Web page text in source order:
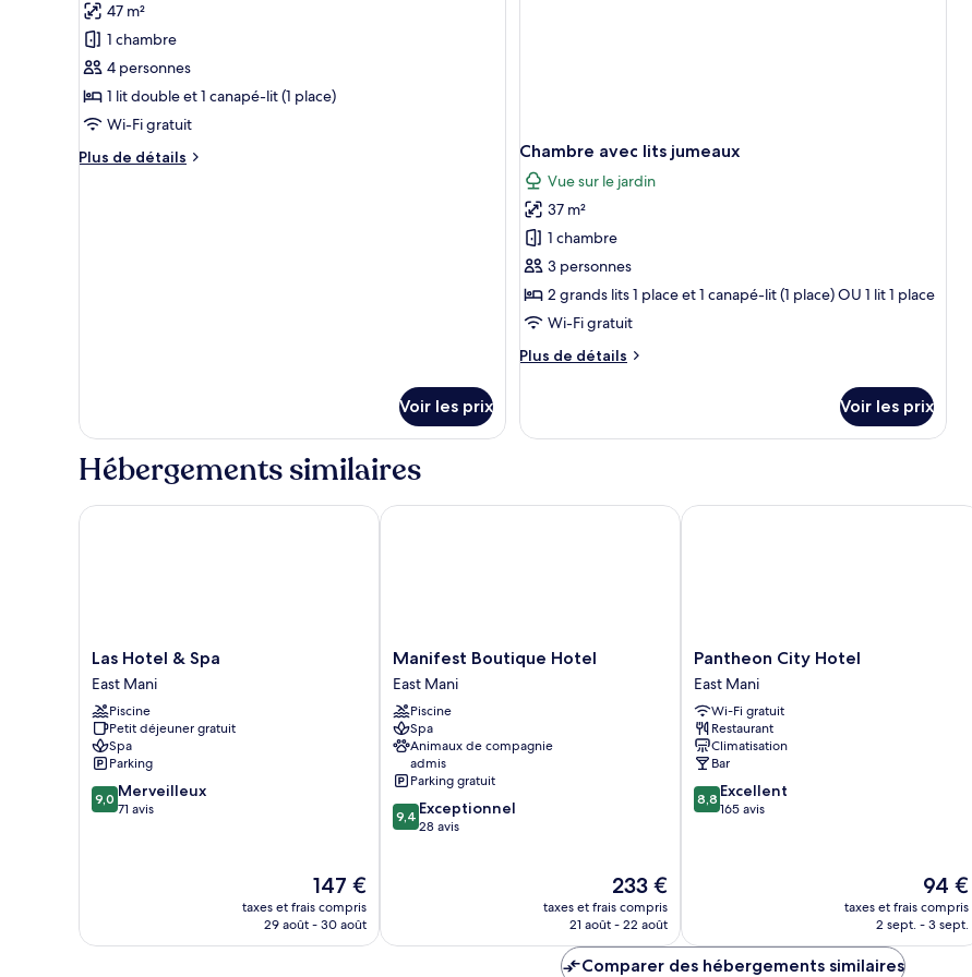
mer
ce
type
de
chambre :
Suite
Exécutive,
47 m²
1 chambre
4 personnes
1 lit double et 1 canapé-lit (1 place)
Wi-Fi gratuit
Plus de détails
Plus
Voir les prix
Chambre avec lits jumeaux
Vue sur le jardin
37 m²
1 chambre
3 personnes
2 grands lits 1 place et 1 canapé-lit (1 place) OU 1 lit 1 place
Wi-Fi gratuit
Plus de détails
Plus
le
Chambre
Voir les prix
Hébergements similaires
Las
Hotel
&
Spa
East
Mani
Las Hotel & Spa
East Mani
Piscine
Petit déjeuner gratuit
Spa
Parking
9.0
sur
9,0 Merveilleux
71 avis
Le
nouveau
prix
147 €
taxes et frais compris
29 août - 30 août
Las Hotel & Spa
Manifest
Boutique
Hotel
East
Mani
Manifest Boutique Hotel
East Mani
Piscine
Spa
Animaux de compagnie
admis
Parking gratuit
9.4
sur
9,4 Exceptionnel
28 avis
Le
nouveau
prix
de
233 €
taxes et frais compris
21 août - 22 août
Manifest Boutique Hotel
Pantheon
City
Hotel
East
Mani
Pantheon City Hotel
East Mani
Wi-Fi gratuit
Restaurant
Climatisation
Bar
8.8
sur
8,8 Excellent
165 avis
Le
nouveau
prix
94 €
taxes et frais compris
2 sept. - 3 sept.
Pantheon City Hotel
Comparer des hébergements similaires